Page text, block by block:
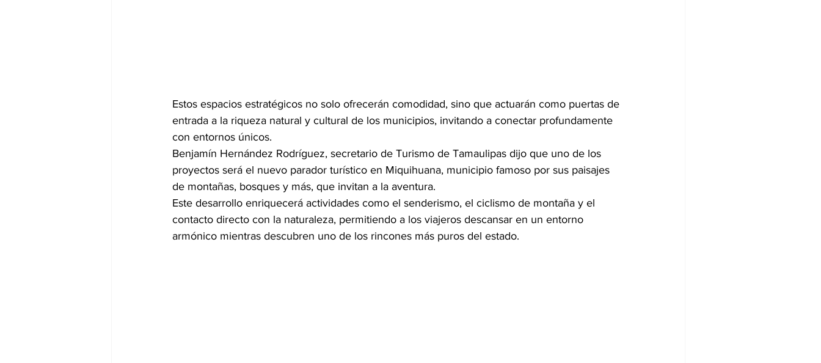
Estos espacios estratégicos no solo ofrecerán comodidad, sino que actuarán como puertas de
entrada a la riqueza natural y cultural de los municipios, invitando a conectar profundamente
con entornos únicos.
Benjamín Hernández Rodríguez, secretario de Turismo de Tamaulipas dijo que uno de los
proyectos será el nuevo parador turístico en Miquihuana, municipio famoso por sus paisajes
de montañas, bosques y más, que invitan a la aventura.
Este desarrollo enriquecerá actividades como el senderismo, el ciclismo de montaña y el
contacto directo con la naturaleza, permitiendo a los viajeros descansar en un entorno
armónico mientras descubren uno de los rincones más puros del estado.